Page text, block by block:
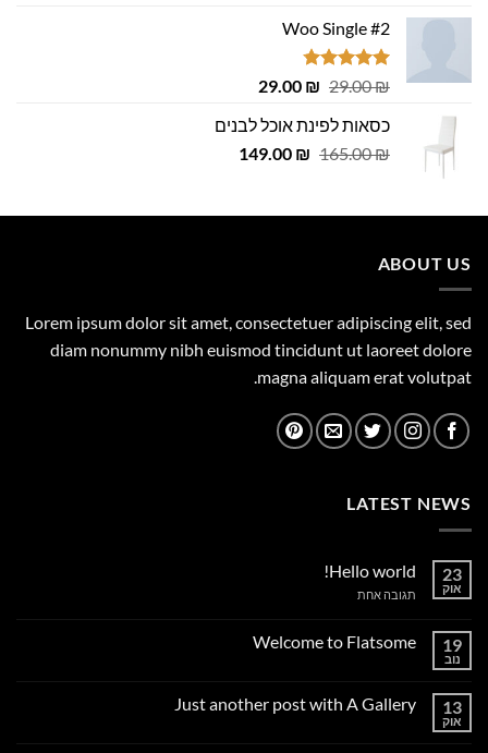
Woo Single #2
דורג4.75
29.00₪
המחיר
היה:
29.00 ₪.
29.00 ₪
המחיר
הוא:
29.00 ₪.
כסאות לפינת אוכל לבנים
165.00₪
המחיר
165.00 ₪.
149.00 ₪
המחיר
149.00 ₪.
ABOUT US
Lorem ipsum dolor sit amet, consectetuer adipiscing elit, sed
diam nonummy nibh euismod tincidunt ut laoreet dolore
magna aliquam erat volutpat.
LATEST NEWS
23
אוק
Hello world!
תגובה אחתעל
19
נוב
Welcome to Flatsome
Welcome
13
אוק
Just another post with A Gallery